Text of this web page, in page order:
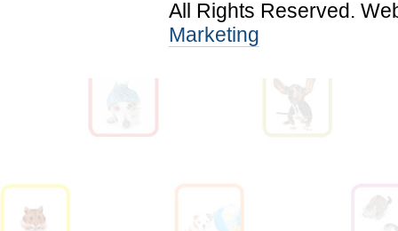
All Rights Reserved.
Marketing